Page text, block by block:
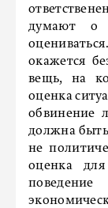
думают о
окажется
вещь, на
оценка
обвинение
должна быть
не
оценка